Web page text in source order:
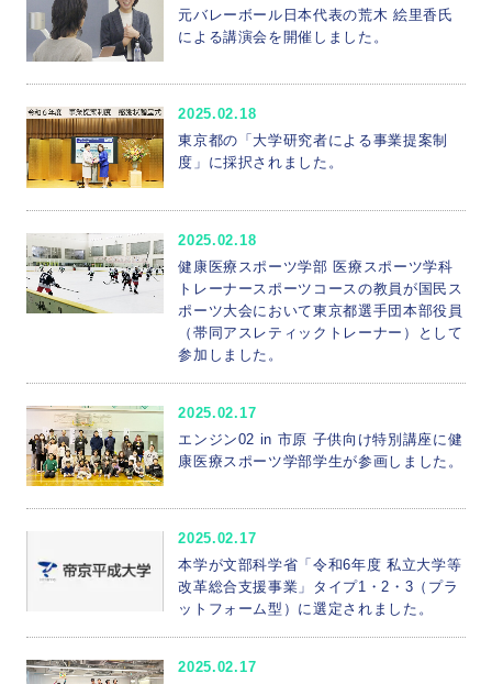
元バレーボール日本代表の荒木 絵里香氏
による講演会を開催しました。
2025.02.18
東京都の「大学研究者による事業提案制
度」に採択されました。
2025.02.18
健康医療スポーツ学部 医療スポーツ学科
トレーナースポーツコースの教員が国民ス
ポーツ大会において東京都選手団本部役員
（帯同アスレティックトレーナー）として
参加しました。
2025.02.17
エンジン02 in 市原 子供向け特別講座に健
康医療スポーツ学部学生が参画しました。
2025.02.17
本学が文部科学省「令和6年度 私立大学等
改革総合支援事業」タイプ1・2・3（プラ
ットフォーム型）に選定されました。
2025.02.17